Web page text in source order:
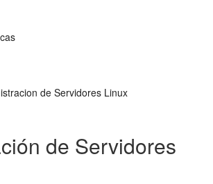
de Servidores Linux
de Servidores